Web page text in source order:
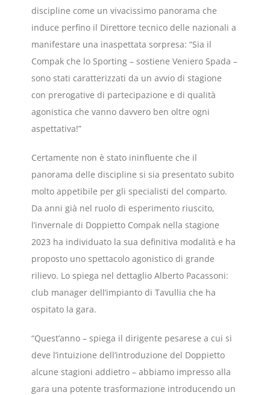
discipline come un vivacissimo panorama che
induce perfino il Direttore tecnico delle nazionali a
manifestare una inaspettata sorpresa: “Sia il
Compak che lo Sporting – sostiene Veniero Spada –
sono stati caratterizzati da un avvio di stagione
con prerogative di partecipazione e di qualità
agonistica che vanno davvero ben oltre ogni
aspettativa!”
Certamente non è stato ininfluente che il
panorama delle discipline si sia presentato subito
molto appetibile per gli specialisti del comparto.
Da anni già nel ruolo di esperimento riuscito,
l’invernale di Doppietto Compak nella stagione
2023 ha individuato la sua definitiva modalità e ha
proposto uno spettacolo agonistico di grande
rilievo. Lo spiega nel dettaglio Alberto Pacassoni:
club manager dell’impianto di Tavullia che ha
ospitato la gara.
“Quest’anno – spiega il dirigente pesarese a cui si
deve l’intuizione dell’introduzione del Doppietto
alcune stagioni addietro – abbiamo impresso alla
gara una potente trasformazione introducendo un